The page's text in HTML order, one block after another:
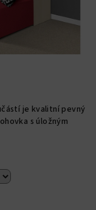
je kvalitní pevný
s úložným